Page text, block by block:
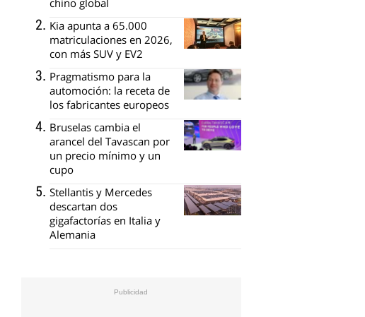
chino global
Kia apunta a 65.000
matriculaciones en 2026,
con más SUV y EV2
Pragmatismo para la
automoción: la receta de
los fabricantes europeos
Bruselas cambia el
arancel del Tavascan por
un precio mínimo y un
cupo
Stellantis y Mercedes
descartan dos
gigafactorías en Italia y
Alemania